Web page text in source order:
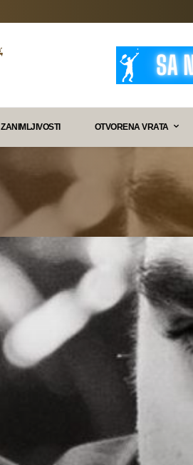
ZANIMLJIVOSTI OTVORENA VRATA